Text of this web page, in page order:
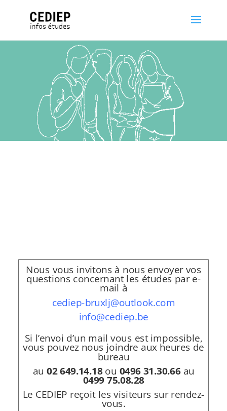
Nous vous invitons à nous envoyer vos
questions concernant les études par e-
mail à
cediep-bruxlj@outlook.com
info@cediep.be
Si l’envoi d’un mail vous est impossible,
vous pouvez nous joindre aux heures de
bureau
au 02 649.14.18ou 0496 31.30.66au
0499 75.08.28
Le CEDIEP reçoit les visiteurs sur rendez-
vous.